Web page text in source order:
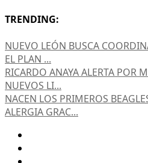
TRENDING:
NUEVO LEÓN BUSCA
EL PLAN ...
RICARDO ANAYA ALERTA POR
NUEVOS LI...
NACEN LOS PRIMEROS
ALERGIA GRAC...